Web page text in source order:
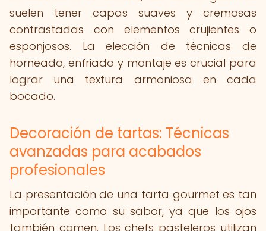
suelen tener capas suaves y cremosas
contrastadas con elementos crujientes o
esponjosos. La elección de técnicas de
horneado, enfriado y montaje es crucial para
lograr una textura armoniosa en cada
bocado.
Decoración de tartas: Técnicas
avanzadas para acabados
profesionales
La presentación de una tarta gourmet es tan
importante como su sabor, ya que los ojos
también comen. Los chefs pasteleros utilizan